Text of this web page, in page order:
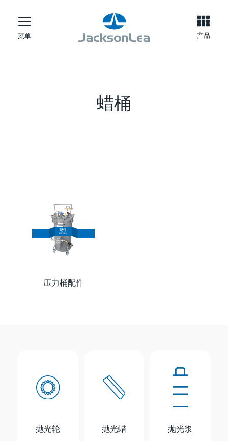
菜单 产品
蜡桶
压力桶配件
抛光轮 抛光蜡 抛光浆